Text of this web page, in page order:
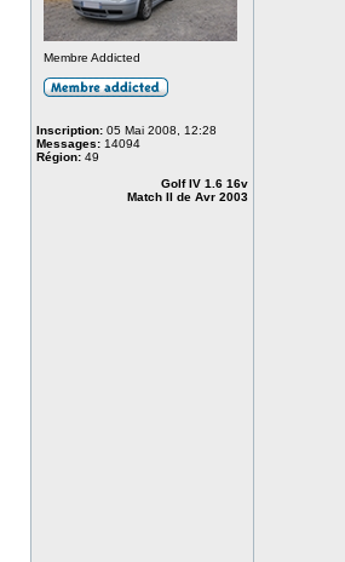
Membre Addicted
Inscription: 05 Mai 2008, 12:28
Messages: 14094
Région: 49
Golf IV 1.6 16v
Match II de Avr 2003